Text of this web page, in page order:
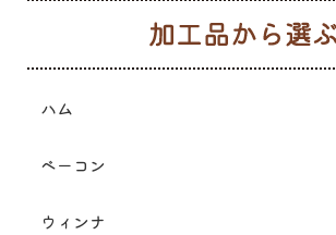
ハム
ベーコン
ウィンナ